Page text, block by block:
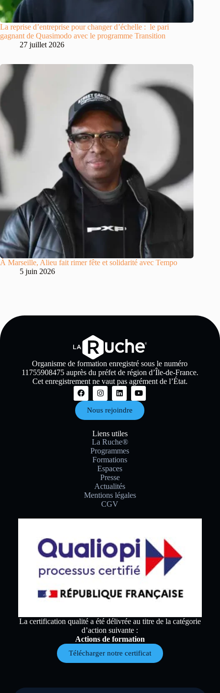
La reprise d’entreprise pour changer d’échelle : le pari
gagnant de Quasimodo avec le programme Transition
27 juillet 2026
À Marseille, Alieu fait rimer fête et solidarité avec Tempo
5 juin 2026
Organisme de formation enregistré sous le numéro
11755908475 auprès du préfet de région d’Île-de-France.
Cet enregistrement ne vaut pas agrément de l’État.
Nous rejoindre
Liens utiles
La Ruche®
Programmes
Formations
Espaces
Presse
Actualités
Mentions légales
CGV
La certification qualité a été délivrée au titre de la catégorie
d’action suivante :
Actions de formation
Télécharger notre certificat